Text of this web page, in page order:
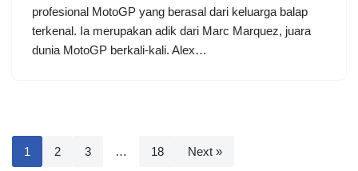
profesional MotoGP yang berasal dari keluarga balap
terkenal. Ia merupakan adik dari Marc Marquez, juara
dunia MotoGP berkali-kali. Alex…
1 2 3 … 18 Next »